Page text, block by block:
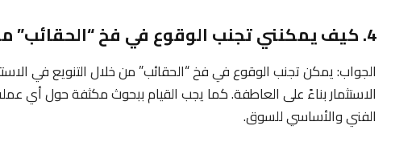
4. كيف يمكنني تجنب الوقوع في فخ “الحقائب” مع عملات رقمية معينة؟
الجواب: يمكن تجنب الوقوع في فخ “الحقائب” من خلال التنويع في
الاستثمار بناءً على العاطفة. كما يجب القيام ببحوث مكثفة حول أي
الفني والأساسي للسوق.